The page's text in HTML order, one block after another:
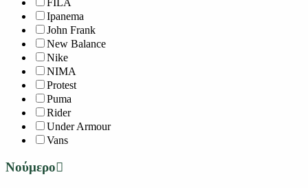
FILA
Ipanema
John Frank
New Balance
Nike
NIMA
Protest
Puma
Rider
Under Armour
Vans
Νούμερο